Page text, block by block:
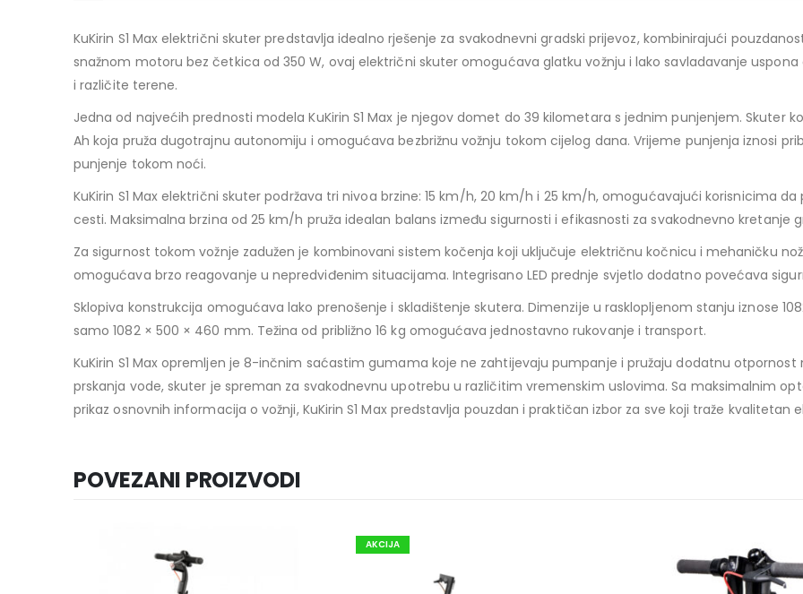
KuKirin S1 Max električni skuter predstavlja idealno rješenje za svakodnevni gradski prijevoz, kombinirajući
snažnom motoru bez četkica od 350 W, ovaj električni skuter omogućava glatku vožnju i lako savladavanje
i različite terene.
Jedna od najvećih prednosti modela KuKirin S1 Max je njegov domet do 39 kilometara s jednim punjenjem. Skuter
Ah koja pruža dugotrajnu autonomiju i omogućava bezbrižnu vožnju tokom cijelog dana. Vrijeme punjenja iznosi
punjenje tokom noći.
KuKirin S1 Max električni skuter podržava tri nivoa brzine: 15 km/h, 20 km/h i 25 km/h, omogućavajući korisnicima
cesti. Maksimalna brzina od 25 km/h pruža idealan balans između sigurnosti i efikasnosti za svakodnevno kretanje
Za sigurnost tokom vožnje zadužen je kombinovani sistem kočenja koji uključuje električnu kočnicu i mehaničku
omogućava brzo reagovanje u nepredviđenim situacijama. Integrisano LED prednje svjetlo dodatno povećava
Sklopiva konstrukcija omogućava lako prenošenje i skladištenje skutera. Dimenzije u rasklopljenom stanju iznose
samo 1082 × 500 × 460 mm. Težina od približno 16 kg omogućava jednostavno rukovanje i transport.
KuKirin S1 Max opremljen je 8-inčnim saćastim gumama koje ne zahtijevaju pumpanje i pružaju dodatnu otpornost
prskanja vode, skuter je spreman za svakodnevnu upotrebu u različitim vremenskim uslovima. Sa maksimalnim
prikaz osnovnih informacija o vožnji, KuKirin S1 Max predstavlja pouzdan i praktičan izbor za sve koji traže kvalitetan
POVEZANI PROIZVODI
AKCIJA